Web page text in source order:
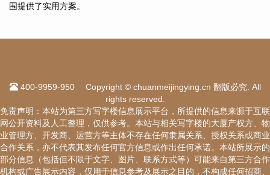
围提供了实用方案。
400-9959-950
Copyright © chuanmeijingying.cn 翻版必究. All
rights reserved.
免责声明：本站为第三方写字楼信息展示平台，所提供的信息来源于互联
网公开资料及人工整理，仅供参考。本站与相关写字楼的大厦产权方、物
业管理方、开发商、运营方等主体不存在任何隶属关系、授权关系或商业
合作关系，亦不代表其发布任何官方信息或作出任何承诺。本站所展示的
部分信息（包括但不限于文字、图片、联系方式等）可能来自第三方合作
机构或广告展示内容，仅用于信息参考及展示之目的，不构成任何招商、